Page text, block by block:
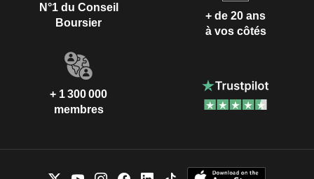
N°1 du Conseil
Boursier
+ de 20 ans
à vos côtés
+ 1 300 000
membres